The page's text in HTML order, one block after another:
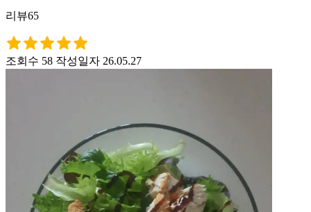
리뷰65
조회수 58 작성일자 26.05.27